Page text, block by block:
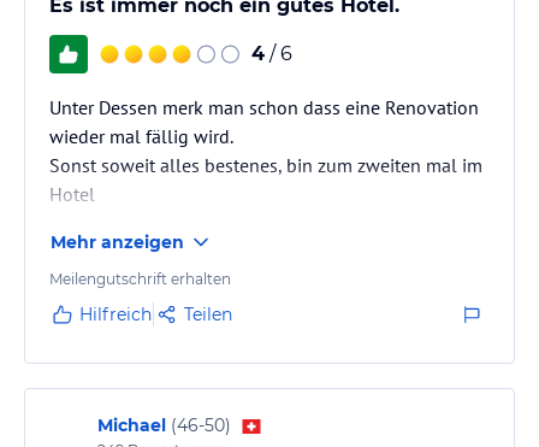
Es ist immer noch ein gutes Hotel.
4 / 6
Unter Dessen merk man schon dass eine Renovation
wieder mal fällig wird.
Sonst soweit alles bestenes, bin zum zweiten mal im
Hotel
Mehr anzeigen
Meilengutschrift erhalten
Hilfreich Teilen
Michael (46-50)